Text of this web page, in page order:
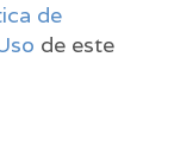
de
de este